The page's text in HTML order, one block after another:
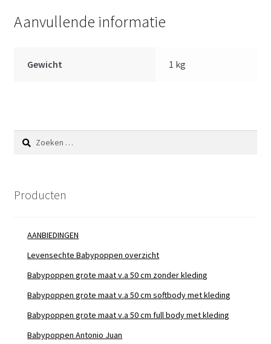
Aanvullende informatie
Gewicht 1 kg
Zoeken
naar:
Producten
AANBIEDINGEN
Levensechte Babypoppen overzicht
Babypoppen grote maat v.a 50 cm zonder kleding
Babypoppen grote maat v.a 50 cm softbody met kleding
Babypoppen grote maat v.a 50 cm full body met kleding
Babypoppen Antonio Juan